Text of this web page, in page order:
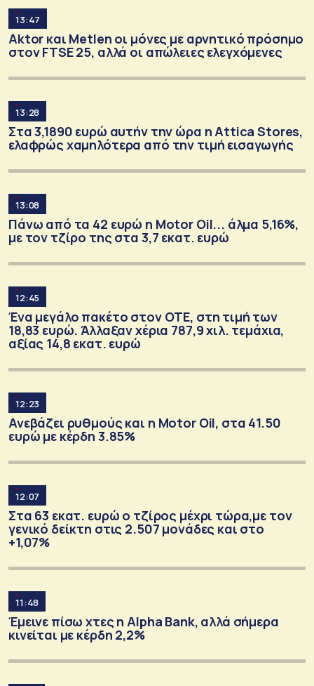
13:47
Aktor και Metlen οι μόνες με αρνητικό πρόσημο
στον FTSE 25, αλλά οι απώλειες ελεγχόμενες
13:28
Στα 3,1890 ευρώ αυτήν την ώρα η Attica Stores,
ελαφρώς χαμηλότερα από την τιμή εισαγωγής
13:08
Πάνω από τα 42 ευρώ η Motor Oil... άλμα 5,16%,
με τον τζίρο της στα 3,7 εκατ. ευρώ
12:45
Ένα μεγάλο πακέτο στον ΟΤΕ, στη τιμή των
18,83 ευρώ. Άλλαξαν χέρια 787,9 χιλ. τεμάχια,
αξίας 14,8 εκατ. ευρώ
12:23
Ανεβάζει ρυθμούς και η Motor Oil, στα 41.50
ευρώ με κέρδη 3.85%
12:07
Στα 63 εκατ. ευρώ ο τζίρος μέχρι τώρα,με τον
γενικό δείκτη στις 2.507 μονάδες και στο
+1,07%
11:48
Έμεινε πίσω χτες η Alpha Bank, αλλά σήμερα
κινείται με κέρδη 2,2%